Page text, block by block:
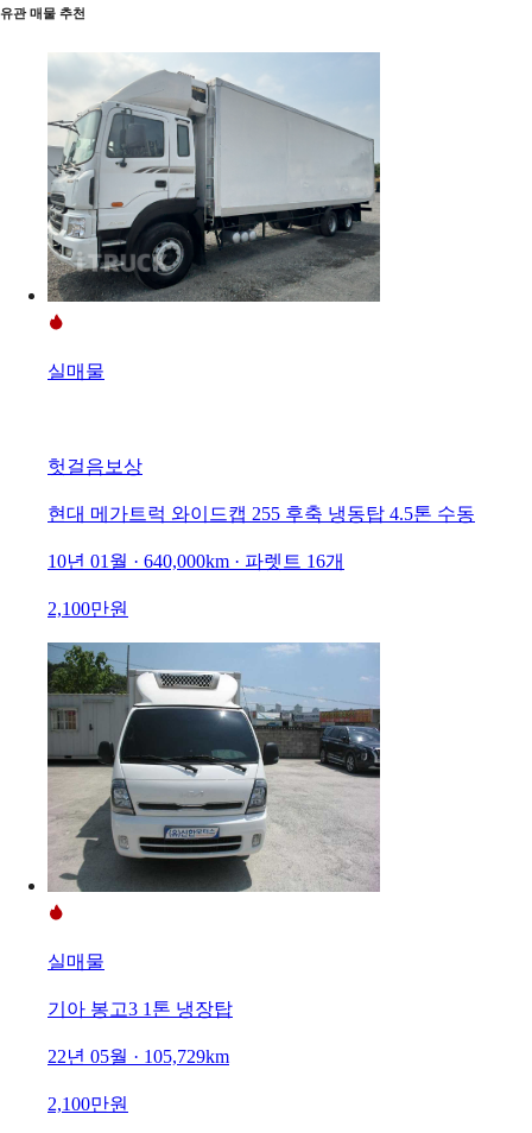
유관 매물 추천
실매물
헛걸음보상
현대 메가트럭 와이드캡 255 후축 냉동탑 4.5톤 수동
10년 01월 · 640,000km · 파렛트 16개
2,100만원
실매물
기아 봉고3 1톤 냉장탑
22년 05월 · 105,729km
2,100만원